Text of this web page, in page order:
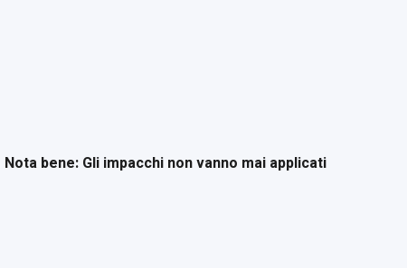
Nota bene: Gli impacchi non vanno mai applicati